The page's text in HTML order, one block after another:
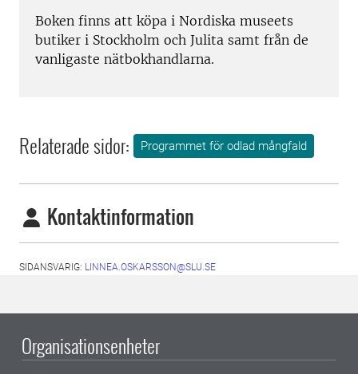
Boken finns att köpa i Nordiska museets
butiker i Stockholm och Julita samt från de
vanligaste nätbokhandlarna.
Relaterade sidor: Programmet för odlad mångfald
Kontaktinformation
SIDANSVARIG: LINNEA.OSKARSSON@SLU.SE
Organisationsenheter